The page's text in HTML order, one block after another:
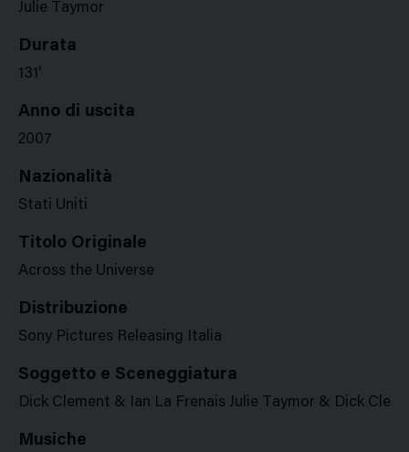
Julie Taymor
Durata
131'
Anno di uscita
2007
Nazionalità
Stati Uniti
Titolo Originale
Across the Universe
Distribuzione
Sony Pictures Releasing Italia
Soggetto e Sceneggiatura
Dick Clement & Ian La Frenais Julie Taymor & Dick
Musiche